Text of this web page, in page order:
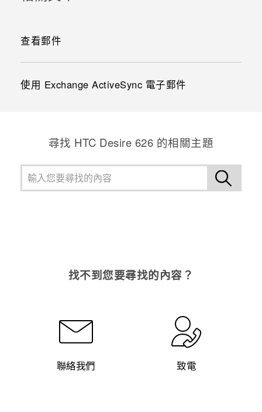
查看郵件
使用 Exchange ActiveSync 電子郵件
尋找 HTC Desire 626 的相關主題
找不到您要尋找的內容？
聯絡我們 致電